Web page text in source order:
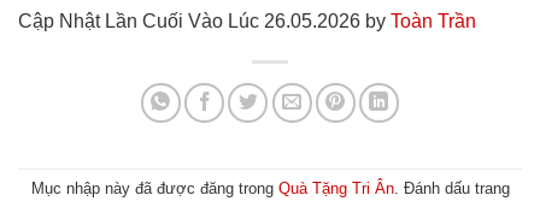
Cập Nhật Lần Cuối Vào Lúc 26.05.2026 by Toàn Trần
Mục nhập này đã được đăng trong Quà Tặng Tri Ân. Đánh dấu trang